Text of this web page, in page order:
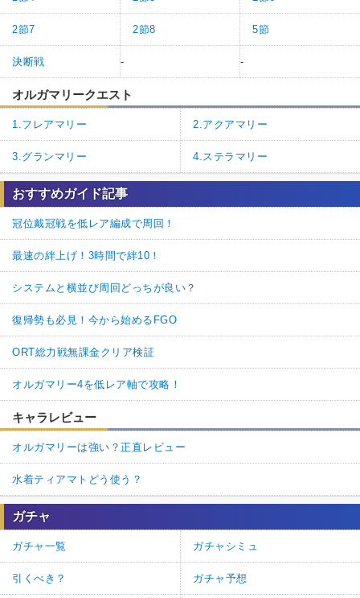
2節7 2節8 5節
決断戦 - -
オルガマリークエスト
1.フレアマリー 2.アクアマリー
3.グランマリー 4.ステラマリー
おすすめガイド記事
冠位戴冠戦を低レア編成で周回！
最速の絆上げ！3時間で絆10！
システムと横並び周回どっちが良い？
復帰勢も必見！今から始めるFGO
ORT総力戦無課金クリア検証
オルガマリー4を低レア軸で攻略！
キャラレビュー
オルガマリーは強い？正直レビュー
水着ティアマトどう使う？
ガチャ
ガチャ一覧 ガチャシミュ
引くべき？ ガチャ予想